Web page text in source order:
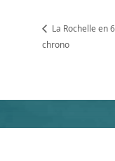
La Rochelle en
chrono